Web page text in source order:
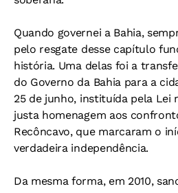
Quando governei a Bahia,
pelo resgate desse capítulo
história. Uma delas foi a
do Governo da Bahia para a
25 de junho, instituída pela Lei
justa homenagem aos
Recôncavo, que marcaram o
verdadeira independência.
Da mesma forma, em 2010,